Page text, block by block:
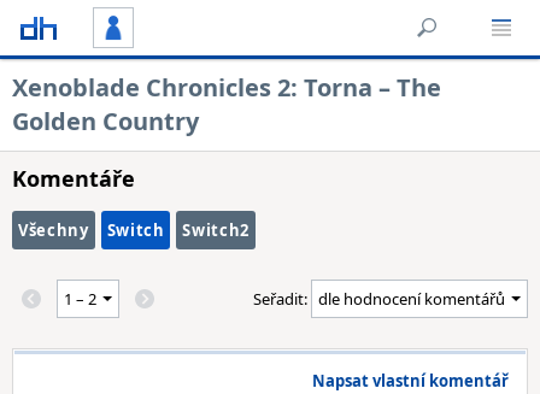
Xenoblade Chronicles 2: Torna – The
Golden Country
Komentáře
Všechny Switch Switch2
Seřadit:
Napsat vlastní komentář